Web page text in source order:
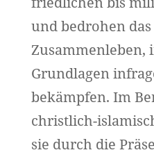
und bedrohen
Zusammenleben,
Grundlagen
bekämpfen. Im
christlich-
sie durch die